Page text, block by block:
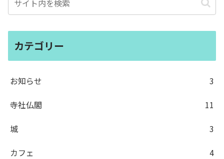
カテゴリー
お知らせ
3
寺社仏閣
11
城
3
カフェ
4